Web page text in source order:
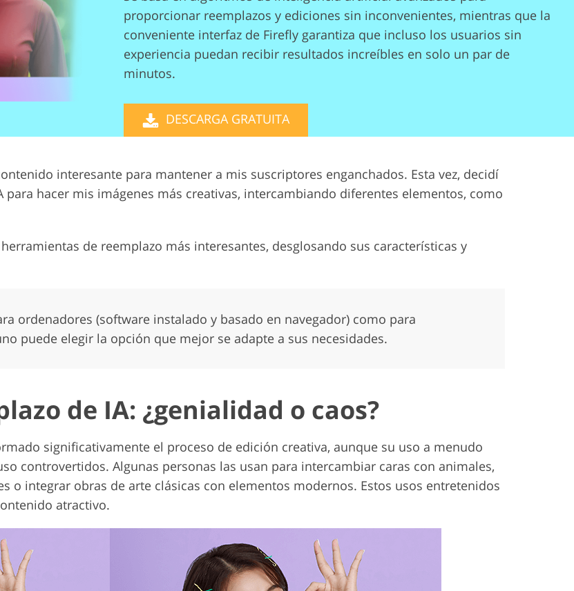
Datos de Entrenamiento de
Servicios de edición de
video
proporcionar reemplazos y ediciones sin inconvenientes, mientras que la
conveniente interfaz de Firefly garantiza que incluso los usuarios sin
experiencia puedan recibir resultados increíbles en solo un par de
minutos.
DESCARGA GRATUITA
interesante para mantener a mis suscriptores enganchados. Esta vez, decidí
hacer mis imágenes más creativas, intercambiando diferentes elementos, como
de reemplazo más interesantes, desglosando sus características y
ordenadores (software instalado y basado en navegador) como para
puede elegir la opción que mejor se adapte a sus necesidades.
de IA: ¿genialidad o caos?
significativamente el proceso de edición creativa, aunque su uso a menudo
controvertidos. Algunas personas las usan para intercambiar caras con animales,
o integrar obras de arte clásicas con elementos modernos. Estos usos entretenidos
atractivo.